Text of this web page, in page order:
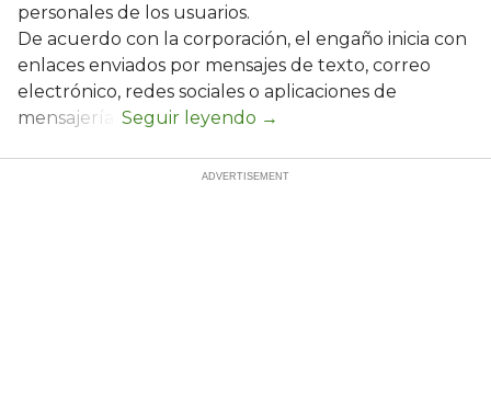
personales de los usuarios.
De acuerdo con la corporación, el engaño inicia con
enlaces enviados por mensajes de texto, correo
electrónico, redes sociales o aplicaciones de
mensajería.